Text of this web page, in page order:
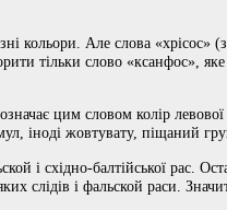
кольори. Але слова «хрісос»
тільки слово «ксанфос»,
цим словом колір
іноді жовтувату, піщаний
і східно-балтійської рас.
слідів і фальской раси.